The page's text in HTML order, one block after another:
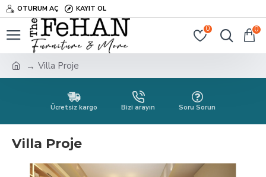
OTURUM AÇ KAYIT OL
0 0
Villa Proje
Ücretsiz kargo Bizi arayın Soru Sorun
Villa Proje